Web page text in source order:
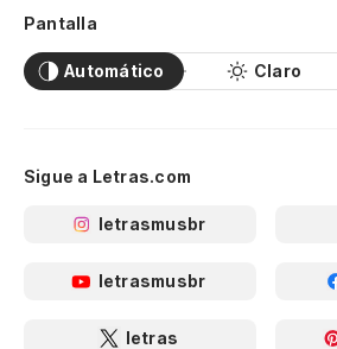
Pantalla
Automático Claro
Sigue a Letras.com
letrasmusbr
letrasmusbr
letras